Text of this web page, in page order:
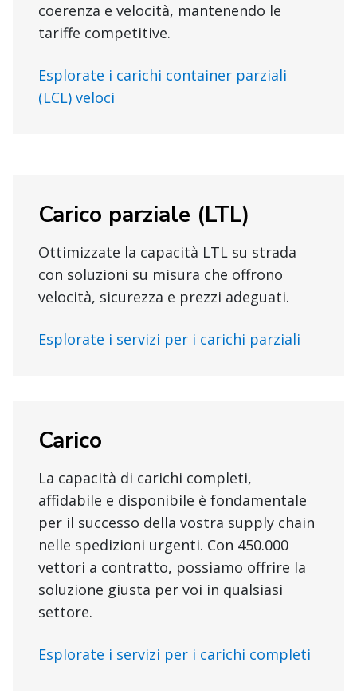
coerenza e velocità, mantenendo le
tariffe competitive.
Esplorate i carichi container parziali
(LCL) veloci
Carico parziale (LTL)
Ottimizzate la capacità LTL su strada
con soluzioni su misura che offrono
velocità, sicurezza e prezzi adeguati.
Esplorate i servizi per i carichi parziali
Carico
La capacità di carichi completi,
affidabile e disponibile è fondamentale
per il successo della vostra supply chain
nelle spedizioni urgenti. Con 450.000
vettori a contratto, possiamo offrire la
soluzione giusta per voi in qualsiasi
settore.
Esplorate i servizi per i carichi completi